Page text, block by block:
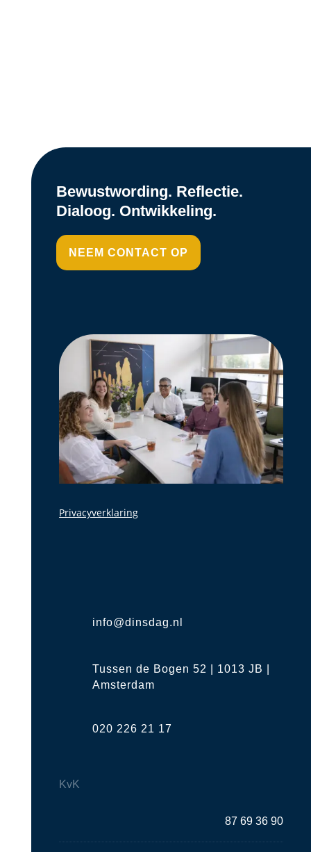
Bewustwording. Reflectie.
Dialoog. Ontwikkeling.
NEEM CONTACT OP
Privacyverklaring
info@dinsdag.nl
Tussen de Bogen 52 | 1013 JB |
Amsterdam
020 226 21 17
KvK
87 69 36 90